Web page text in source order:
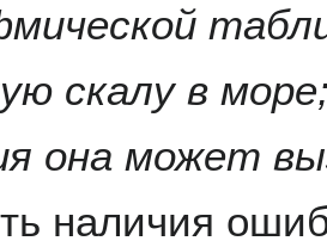
скалу в
она может
наличия